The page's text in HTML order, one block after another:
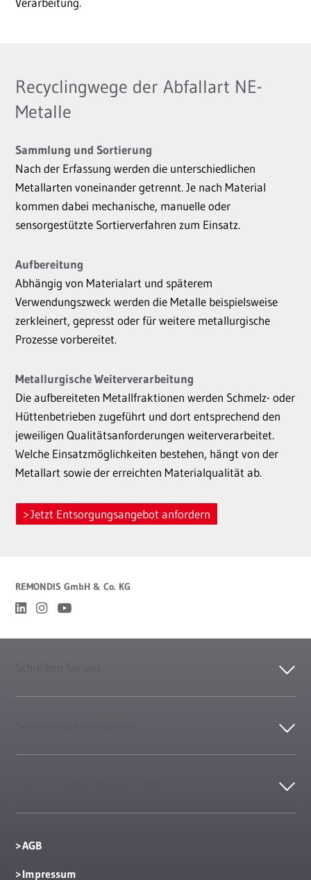
Recyclingwege der Abfallart NE-
Metalle
Sammlung und Sortierung
Nach der Erfassung werden die unterschiedlichen
Metallarten voneinander getrennt. Je nach Material
kommen dabei mechanische, manuelle oder
sensorgestützte Sortierverfahren zum Einsatz.
Aufbereitung
Abhängig von Materialart und späterem
Verwendungszweck werden die Metalle beispielsweise
zerkleinert, gepresst oder für weitere metallurgische
Prozesse vorbereitet.
Metallurgische Weiterverarbeitung
Die aufbereiteten Metallfraktionen werden Schmelz- oder
Hüttenbetrieben zugeführt und dort entsprechend den
jeweiligen Qualitätsanforderungen weiterverarbeitet.
Welche Einsatzmöglichkeiten bestehen, hängt von der
Metallart sowie der erreichten Materialqualität ab.
Jetzt Entsorgungsangebot anfordern
REMONDIS GmbH & Co. KG
AGB
Impressum